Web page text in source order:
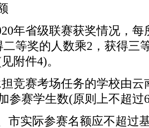
年省级联赛获奖情况，
等奖的人数乘2，获得三
附件4)。
竞赛考场任务的学校由
参赛学生数(原则上不超过
市实际参赛名额应不超过